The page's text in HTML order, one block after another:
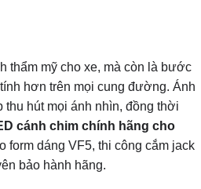
thẩm mỹ cho xe, mà còn là bước
hơn trên mọi cung đường. Ánh
thu hút mọi ánh nhìn, đồng thời
cánh chim chính hãng cho
dáng VF5, thi công cắm jack
bảo hành hãng.